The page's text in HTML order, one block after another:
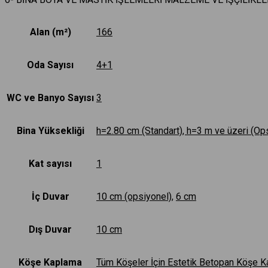
Alan (m²) 166
Oda Sayısı 4+1
WC ve Banyo Sayısı 3
Bina Yüksekliği h=2.80 cm (Standart), h=3 m ve üzeri
Kat sayısı 1
İç Duvar 10 cm (opsiyonel), 6 cm
Dış Duvar 10 cm
Köşe Kaplama Tüm Köşeler İçin Estetik Betopan Köşe